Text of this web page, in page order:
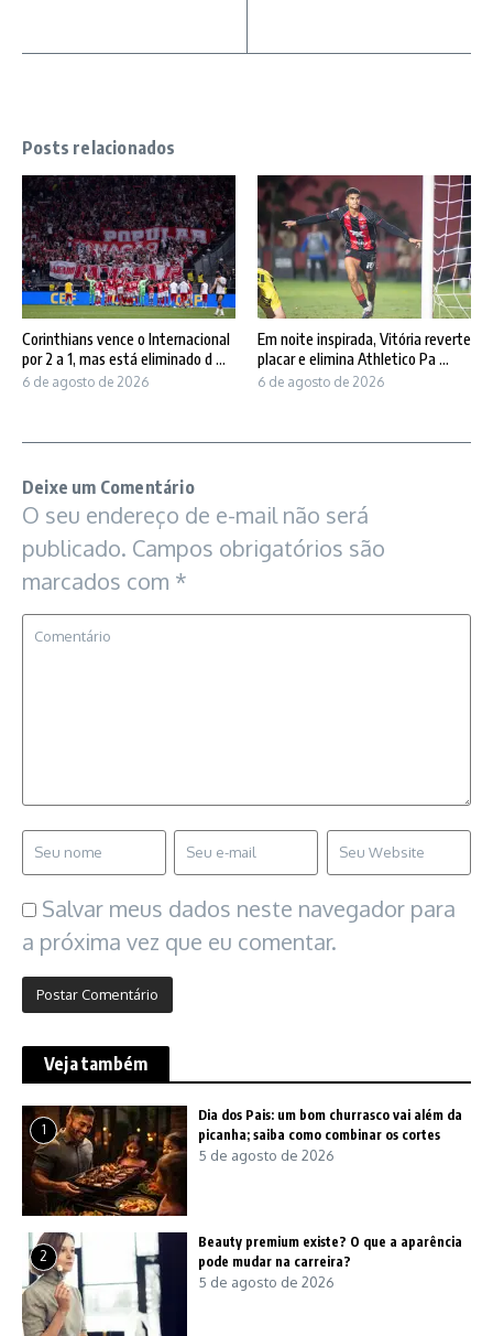
Posts relacionados
Corinthians vence o Internacional
por 2 a 1, mas está eliminado d ...
6 de agosto de 2026
Em noite inspirada, Vitória reverte
placar e elimina Athletico Pa ...
6 de agosto de 2026
Deixe um Comentário
O seu endereço de e-mail não será
publicado. Campos obrigatórios são
marcados com *
Salvar meus dados neste navegador para
a próxima vez que eu comentar.
Veja também
1
Dia dos Pais: um bom churrasco vai além da
picanha; saiba como combinar os cortes
5 de agosto de 2026
2
Beauty premium existe? O que a aparência
pode mudar na carreira?
5 de agosto de 2026